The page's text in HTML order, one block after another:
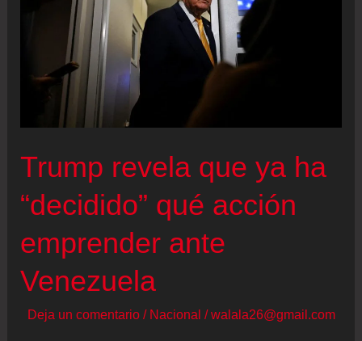
traumatizada,
estúpida”
Trump revela que ya ha
“decidido” qué acción
emprender ante
Venezuela
Deja un comentario / Nacional /walala26@gmail.com